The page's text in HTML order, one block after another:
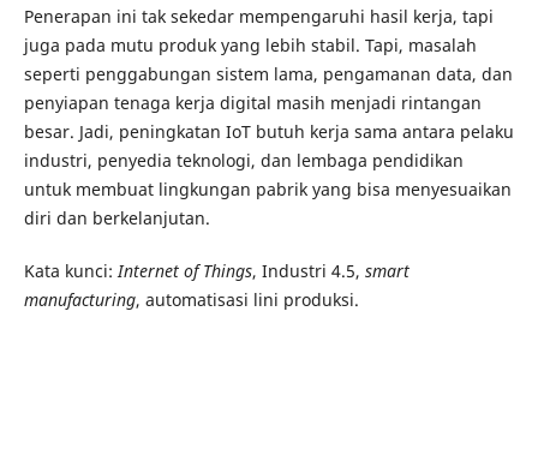
Penerapan ini tak sekedar mempengaruhi hasil kerja, tapi
juga pada mutu produk yang lebih stabil. Tapi, masalah
seperti penggabungan sistem lama, pengamanan data, dan
penyiapan tenaga kerja digital masih menjadi rintangan
besar. Jadi, peningkatan IoT butuh kerja sama antara pelaku
industri, penyedia teknologi, dan lembaga pendidikan
untuk membuat lingkungan pabrik yang bisa menyesuaikan
diri dan berkelanjutan.
Kata kunci:Internet of Things, Industri 4.5, smart
manufacturing, automatisasi lini produksi.